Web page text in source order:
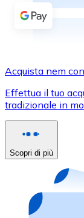
Bonifico
Usa le carte
Acquista con
Acquista
Vai al
Acquista nem
Effettua il tuo
tradizionale in
Scopri di più